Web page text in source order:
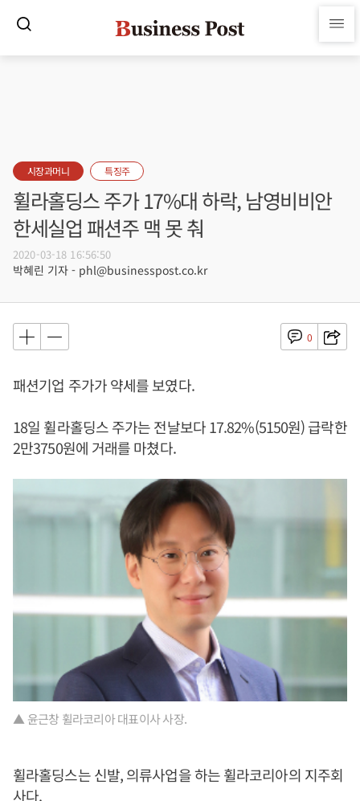
시장과머니 특징주
휠라홀딩스 주가 17%대 하락, 남영비비안
한세실업 패션주 맥 못 춰
2020-03-18 16:56:50
박혜린 기자 - phl@businesspost.co.kr
0
패션기업 주가가 약세를 보였다.
18일 휠라홀딩스 주가는 전날보다 17.82%(5150원) 급락한
2만3750원에 거래를 마쳤다.
▲ 윤근창 휠라코리아 대표이사 사장.
휠라홀딩스는 신발, 의류사업을 하는 휠라코리아의 지주회
사다.